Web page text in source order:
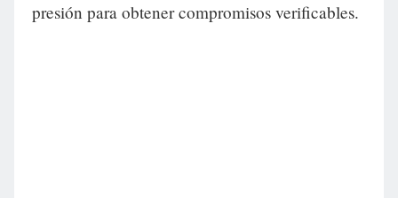
presión para obtener compromisos verificables.